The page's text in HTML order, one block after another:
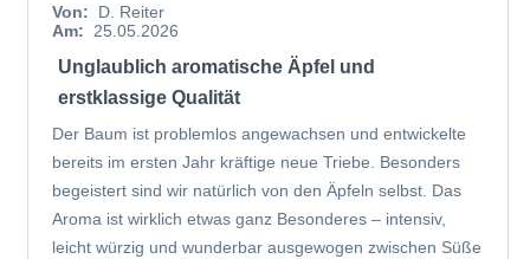
Von:
D. Reiter
Am:
25.05.2026
Unglaublich aromatische Äpfel und
erstklassige Qualität
Der Baum ist problemlos angewachsen und entwickelte
bereits im ersten Jahr kräftige neue Triebe. Besonders
begeistert sind wir natürlich von den Äpfeln selbst. Das
Aroma ist wirklich etwas ganz Besonderes – intensiv,
leicht würzig und wunderbar ausgewogen zwischen Süße